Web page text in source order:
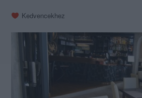
Kedvencekhez